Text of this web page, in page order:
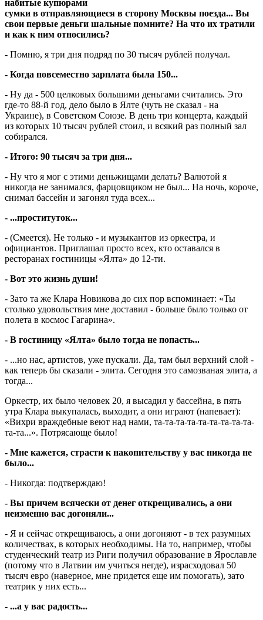
набитые купюрами
сумки в отправляющиеся в сторону Москвы поезда... Вы
свои первые деньги шальные помните? На что их тратили
и как к ним относились?
- Помню, я три дня подряд по 30 тысяч рублей получал.
- Когда повсеместно зарплата была 150...
- Ну да - 500 целковых большими деньгами считались. Это
где-то 88-й год, дело было в Ялте (чуть не сказал - на
Украине), в Советском Союзе. В день три концерта, каждый
из которых 10 тысяч рублей стоил, и всякий раз полный зал
собирался.
- Итого: 90 тысяч за три дня...
- Ну что я мог с этими деньжищами делать? Валютой я
никогда не занимался, фарцовщиком не был... На ночь, короче,
снимал бассейн и загонял туда всех...
- ...проституток...
- (Смеется). Не только - и музыкантов из оркестра, и
официантов. Приглашал просто всех, кто оставался в
ресторанах гостиницы «Ялта» до 12-ти.
- Вот это жизнь души!
- Зато та же Клара Новикова до сих пор вспоминает: «Ты
столько удовольствия мне доставил - больше было только от
полета в космос Гагарина».
- В гостиницу «Ялта» было тогда не попасть...
- ...но нас, артистов, уже пускали. Да, там был верхний слой -
как теперь бы сказали - элита. Сегодня это самозваная элита, а
тогда...
Оркестр, их было человек 20, я высадил у бассейна, в пять
утра Клара выкупалась, выходит, а они играют (напевает):
«Вихри враждебные веют над нами, та-та-та-та-та-та-та-та-та-
та-та...». Потрясающе было!
- Мне кажется, страсти к накопительству у вас никогда не
было...
- Никогда: подтверждаю!
- Вы причем всячески от денег открещивались, а они
неизменно вас догоняли...
- Я и сейчас открещиваюсь, а они догоняют - в тех разумных
количествах, в которых необходимы. На то, например, чтобы
студенческий театр из Риги получил образование в Ярославле
(потому что в Латвии им учиться негде), израсходовал 50
тысяч евро (наверное, мне придется еще им помогать), зато
театрик у них есть...
- ...а у вас радость...